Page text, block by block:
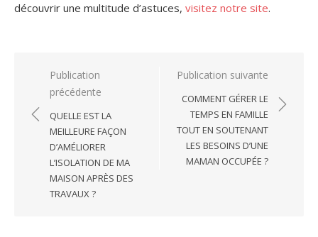
découvrir une multitude d’astuces, visitez notre site.
Navigation
l’article
Publication
précédente
QUELLE EST LA
MEILLEURE FAÇON
D’AMÉLIORER
L’ISOLATION DE MA
MAISON APRÈS DES
TRAVAUX ?
Publication suivante
COMMENT GÉRER LE
TEMPS EN FAMILLE
TOUT EN SOUTENANT
LES BESOINS D’UNE
MAMAN OCCUPÉE ?